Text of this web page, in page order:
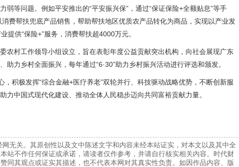
等问题。例如平安推出的“平安振兴保”，通过“保证保险+全额贴息”等手
费帮扶兜底产品销售，帮助帮扶地区优质农产品转化为商品，实现以产业发
提供“保险+”服务，消费帮扶超4000万元。
村工作领导小组设立，旨在表彰年度公益贡献突出机构，向社会展现广东
力乡村全面振兴，每年通过“6·30”助力乡村振兴活动进行评选和颁发。
积极发挥“综合金融+医疗养老”双轮并行、科技驱动战略优势，不断创新服
力中国式现代化建设、推动全体人民稳步迈向共同富裕贡献力量。
无关。其原创性以及文中陈述文字和内容未经本站证实，对本文以及其中全
站不作任何保证或承诺，请读者仅作参考，并请自行核实相关内容。时代财
同其观点或证实其描述，也不代表本网对其真实性负责。如因作品内容、版